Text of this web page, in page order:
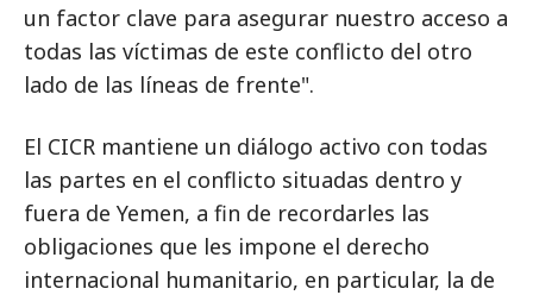
un factor clave para asegurar nuestro acceso a
todas las víctimas de este conflicto del otro
lado de las líneas de frente".
El CICR mantiene un diálogo activo con todas
las partes en el conflicto situadas dentro y
fuera de Yemen, a fin de recordarles las
obligaciones que les impone el derecho
internacional humanitario, en particular, la de